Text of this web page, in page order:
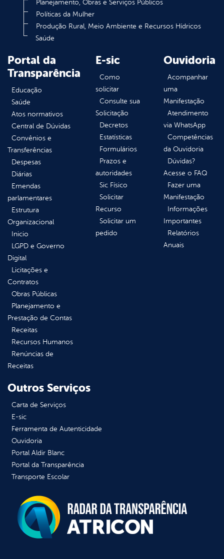
Planejamento, Obras e Serviços Públicos
Políticas da Mulher
Produção Rural, Meio Ambiente e Recursos Hídricos
Saúde
Portal da
Transparência
Educação
Saúde
Atos normativos
Central de Dúvidas
Convênios e
Transferências
Despesas
Diárias
Emendas
parlamentares
Estrutura
Organizacional
Inicio
LGPD e Governo
Digital
Licitações e
Contratos
Obras Públicas
Planejamento e
Prestação de Contas
Receitas
Recursos Humanos
Renúncias de
Receitas
E-sic
Como
solicitar
Consulte sua
Solicitação
Decretos
Estatísticas
Formulários
Prazos e
autoridades
Sic Físico
Solicitar
Recurso
Solicitar um
pedido
Ouvidoria
Acompanhar
uma
Manifestação
Atendimento
via WhatsApp
Competências
da Ouvidoria
Dúvidas?
Acesse o FAQ
Fazer uma
Manifestação
Informações
Importantes
Relatórios
Anuais
Outros Serviços
Carta de Serviços
E-sic
Ferramenta de Autenticidade
Ouvidoria
Portal Aldir Blanc
Portal da Transparência
Transporte Escolar